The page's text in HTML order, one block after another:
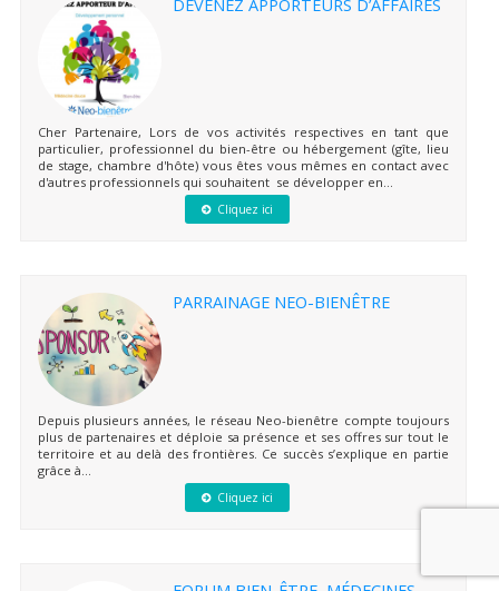
Cher Partenaire, Lors de vos activités respectives en tant que
particulier, professionnel du bien-être ou hébergement (gîte, lieu
de stage, chambre d'hôte) vous êtes vous mêmes en contact avec
d'autres professionnels qui souhaitent se développer en...
Cliquez ici
PARRAINAGE NEO-BIENÊTRE
Depuis plusieurs années, le réseau Neo-bienêtre compte toujours
plus de partenaires et déploie sa présence et ses offres sur tout le
territoire et au delà des frontières. Ce succès s’explique en partie
grâce à...
Cliquez ici